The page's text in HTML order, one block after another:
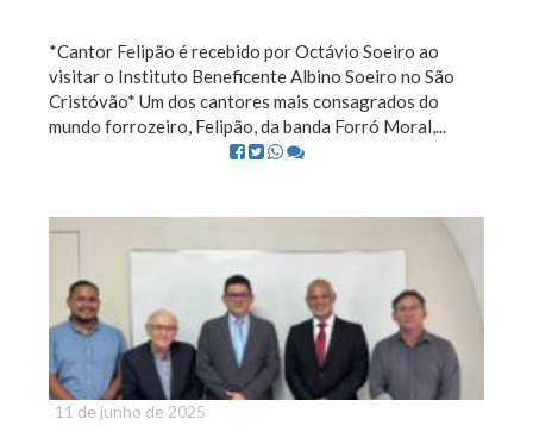
*Cantor Felipão é recebido por Octávio Soeiro ao
visitar o Instituto Beneficente Albino Soeiro no São
Cristóvão* Um dos cantores mais consagrados do
mundo forrozeiro, Felipão, da banda Forró Moral,...
11 de junho de 2025